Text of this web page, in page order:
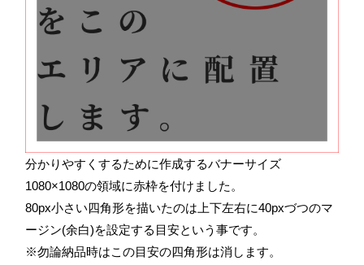
分かりやすくするために作成するバナーサイズ
1080×1080の領域に赤枠を付けました。
80px小さい四角形を描いたのは上下左右に40pxづつのマ
ージン(余白)を設定する目安という事です。
※勿論納品時はこの目安の四角形は消します。